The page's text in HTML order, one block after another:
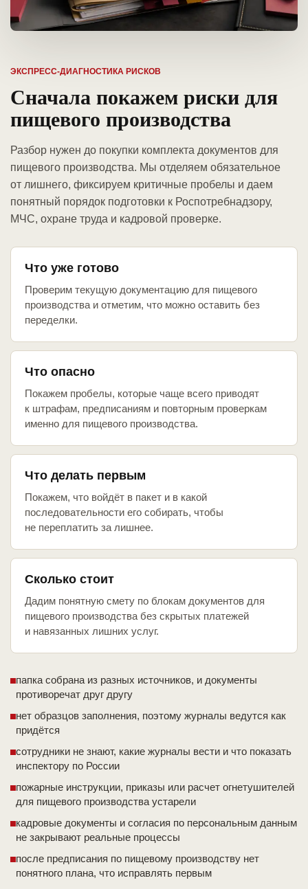
ЭКСПРЕСС-ДИАГНОСТИКА РИСКОВ
Сначала покажем риски для
пищевого производства
Разбор нужен до покупки комплекта документов для
пищевого производства. Мы отделяем обязательное
от лишнего, фиксируем критичные пробелы и даем
понятный порядок подготовки к Роспотребнадзору,
МЧС, охране труда и кадровой проверке.
Что уже готово
Проверим текущую документацию для пищевого
производства и отметим, что можно оставить без
переделки.
Что опасно
Покажем пробелы, которые чаще всего приводят
к штрафам, предписаниям и повторным проверкам
именно для пищевого производства.
Что делать первым
Покажем, что войдёт в пакет и в какой
последовательности его собирать, чтобы
не переплатить за лишнее.
Сколько стоит
Дадим понятную смету по блокам документов для
пищевого производства без скрытых платежей
и навязанных лишних услуг.
папка собрана из разных источников, и документы
противоречат друг другу
нет образцов заполнения, поэтому журналы ведутся как
придётся
сотрудники не знают, какие журналы вести и что показать
инспектору по России
пожарные инструкции, приказы или расчет огнетушителей
для пищевого производства устарели
кадровые документы и согласия по персональным данным
не закрывают реальные процессы
после предписания по пищевому производству нет
понятного плана, что исправлять первым